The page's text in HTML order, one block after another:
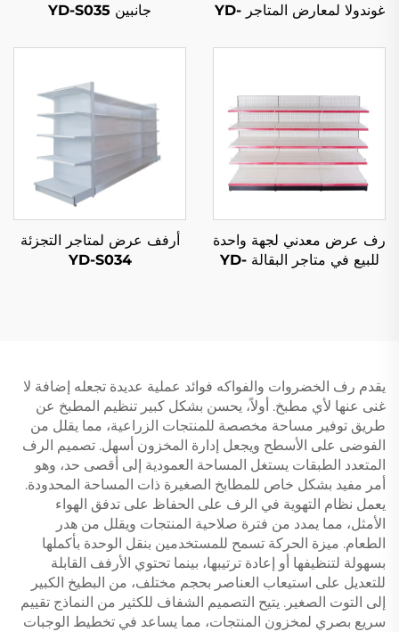
غوندولا لمعارض المتاجر YD-
جانبين YD-S035
رف عرض معدني لجهة واحدة
للبيع في متاجر البقالة YD-
أرفف عرض لمتاجر التجزئة
YD-S034
يقدم رف الخضروات والفواكه فوائد عملية عديدة تجعله إضافة لا
غنى عنها لأي مطبخ. أولاً، يحسن بشكل كبير تنظيم المطبخ عن
طريق توفير مساحة مخصصة للمنتجات الزراعية، مما يقلل من
الفوضى على الأسطح ويجعل إدارة المخزون أسهل. تصميم الرف
المتعدد الطبقات يستغل المساحة العمودية إلى أقصى حد، وهو
أمر مفيد بشكل خاص للمطابخ الصغيرة ذات المساحة المحدودة.
يعمل نظام التهوية في الرف على الحفاظ على تدفق الهواء
الأمثل، مما يمدد من فترة صلاحية المنتجات ويقلل من هدر
الطعام. ميزة الحركة تسمح للمستخدمين بنقل الوحدة بأكملها
بسهولة لتنظيفها أو إعادة ترتيبها، بينما تحتوي الأرفف القابلة
للتعديل على استيعاب العناصر بحجم مختلف، من البطيخ الكبير
إلى التوت الصغير. يتيح التصميم الشفاف للكثير من النماذج تقييم
سريع بصري لمخزون المنتجات، مما يساعد في تخطيط الوجبات